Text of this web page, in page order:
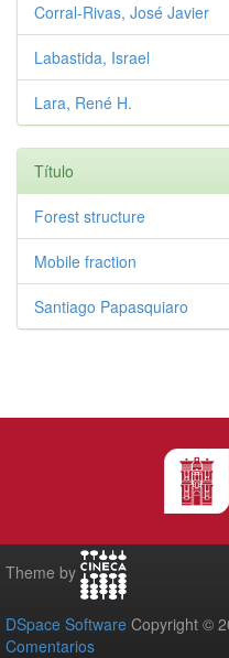
Corral-Rivas, José Javier
Labastida, Israel
Lara, René H.
Título
Forest structure
Mobile fraction
Santiago Papasquiaro
Theme by
DSpace Software Copyright ©
Comentarios